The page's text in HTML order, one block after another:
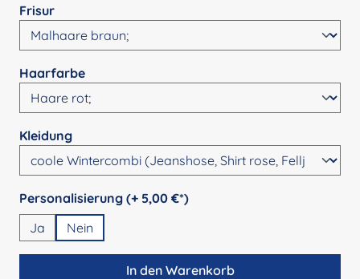
Frisurauswählen
Haarfarbeauswählen
Kleidungauswählen
Personalisierung (+ 5,00 €*)auswählen
Ja
Nein
In den Warenkorb